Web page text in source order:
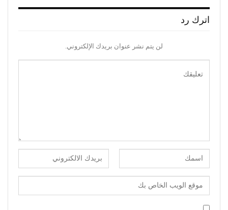
اترك رد
لن يتم نشر عنوان بريدك الإلكتروني.